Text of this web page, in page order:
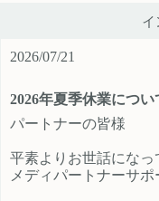
新規でご登録いただくアフィ
ださい。 メディパートナーに
いただいているアフィリエイ
連絡ください。
イ
2026/07/21
2026年夏季休業につい
パートナーの皆様
平素よりお世話になっ
メディパートナーサポ